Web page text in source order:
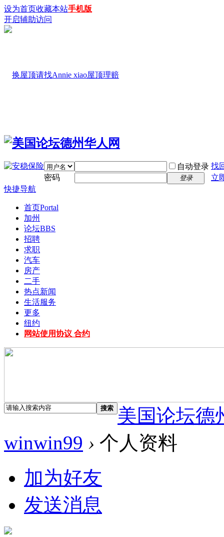
设为首页收藏本站手机版
开启辅助访问
自动登录 找
密码
登录
立
快捷导航
首页Portal
加州
论坛BBS
招聘
求职
汽车
房产
二手
热点新闻
生活服务
更多
纽约
网站使用协议 合约
搜索
美国论坛德
winwin99 › 个人资料
加为好友
发送消息